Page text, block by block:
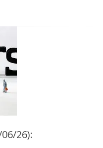
26):